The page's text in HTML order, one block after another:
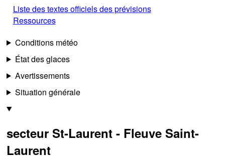
Liste des textes officiels des prévisions
Ressources
Conditions météo
État des glaces
Avertissements
Situation générale
secteur St-Laurent - Fleuve Saint-
Laurent